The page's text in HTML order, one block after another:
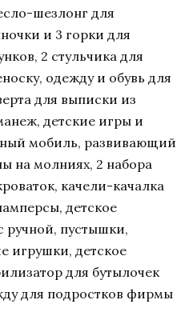
шезлонг для
и 3 горки для
2 стульчика для
одежду и обувь для
для выписки из
детские игры и
мобиль, развивающий
на молниях, 2 набора
качели-качалка
детское
ручной, пустышки,
игрушки, детское
для бутылочек
для подростков фирмы